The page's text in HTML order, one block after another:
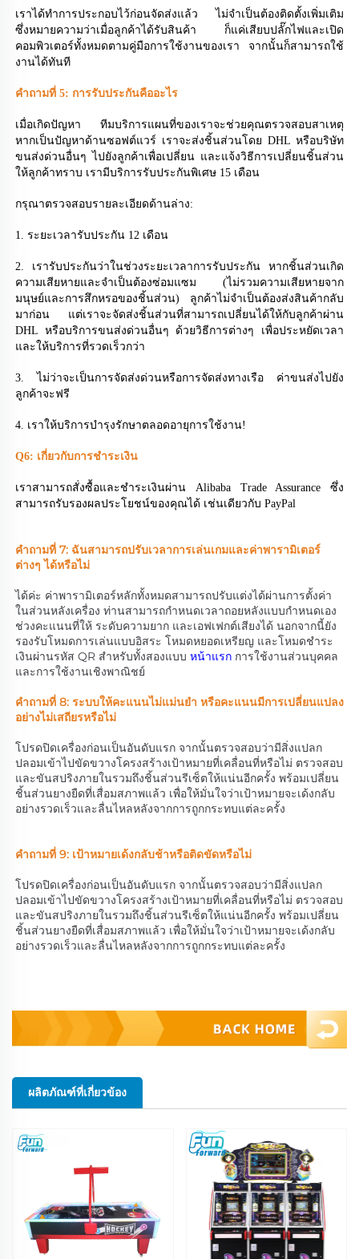
เราได้ทำการประกอบไว้ก่อนจัดส่งแล้ว ไม่จำเป็นต้องติดตั้งเพิ่มเติม
ซึ่งหมายความว่าเมื่อลูกค้าได้รับสินค้า ก็แค่เสียบปลั๊กไฟและเปิด
คอมพิวเตอร์ทั้งหมดตามคู่มือการใช้งานของเรา จากนั้นก็สามารถใช้
งานได้ทันที
คำถามที่ 5: การรับประกันคืออะไร
เมื่อเกิดปัญหา ทีมบริการแผนที่ของเราจะช่วยคุณตรวจสอบสาเหตุ
หากเป็นปัญหาด้านซอฟต์แวร์ เราจะส่งชิ้นส่วนโดย DHL หรือบริษัท
ขนส่งด่วนอื่นๆ ไปยังลูกค้าเพื่อเปลี่ยน และแจ้งวิธีการเปลี่ยนชิ้นส่วน
ให้ลูกค้าทราบ เรามีบริการรับประกันพิเศษ 15 เดือน
กรุณาตรวจสอบรายละเอียดด้านล่าง:
1. ระยะเวลารับประกัน 12 เดือน
2. เรารับประกันว่าในช่วงระยะเวลาการรับประกัน หากชิ้นส่วนเกิด
ความเสียหายและจำเป็นต้องซ่อมแซม (ไม่รวมความเสียหายจาก
มนุษย์และการสึกหรอของชิ้นส่วน) ลูกค้าไม่จำเป็นต้องส่งสินค้ากลับ
มาก่อน แต่เราจะจัดส่งชิ้นส่วนที่สามารถเปลี่ยนได้ให้กับลูกค้าผ่าน
DHL หรือบริการขนส่งด่วนอื่นๆ ด้วยวิธีการต่างๆ เพื่อประหยัดเวลา
และให้บริการที่รวดเร็วกว่า
3. ไม่ว่าจะเป็นการจัดส่งด่วนหรือการจัดส่งทางเรือ ค่าขนส่งไปยัง
ลูกค้าจะฟรี
4. เราให้บริการบำรุงรักษาตลอดอายุการใช้งาน!
Q6: เกี่ยวกับการชำระเงิน
เราสามารถสั่งซื้อและชำระเงินผ่าน Alibaba Trade Assurance ซึ่ง
สามารถรับรองผลประโยชน์ของคุณได้ เช่นเดียวกับ PayPal
คำถามที่ 7: ฉันสามารถปรับเวลาการเล่นเกมและค่าพารามิเตอร์
ต่างๆ ได้หรือไม่
ได้ค่ะ ค่าพารามิเตอร์หลักทั้งหมดสามารถปรับแต่งได้ผ่านการตั้งค่า
ในส่วนหลังเครื่อง ท่านสามารถกำหนดเวลาถอยหลังแบบกำหนดเอง
ช่วงคะแนนที่ให้ ระดับความยาก และเอฟเฟกต์เสียงได้ นอกจากนี้ยัง
รองรับโหมดการเล่นแบบอิสระ โหมดหยอดเหรียญ และโหมดชำระ
เงินผ่านรหัส QR สำหรับทั้งสองแบบ หน้าแรก การใช้งานส่วนบุคคล
และการใช้งานเชิงพาณิชย์
คำถามที่ 8: ระบบให้คะแนนไม่แม่นยำ หรือคะแนนมีการเปลี่ยนแปลง
อย่างไม่เสถียรหรือไม่
โปรดปิดเครื่องก่อนเป็นอันดับแรก จากนั้นตรวจสอบว่ามีสิ่งแปลก
ปลอมเข้าไปขัดขวางโครงสร้างเป้าหมายที่เคลื่อนที่หรือไม่ ตรวจสอบ
และขันสปริงภายในรวมถึงชิ้นส่วนรีเซ็ตให้แน่นอีกครั้ง พร้อมเปลี่ยน
ชิ้นส่วนยางยืดที่เสื่อมสภาพแล้ว เพื่อให้มั่นใจว่าเป้าหมายจะเด้งกลับ
อย่างรวดเร็วและลื่นไหลหลังจากการถูกกระทบแต่ละครั้ง
คำถามที่ 9: เป้าหมายเด้งกลับช้าหรือติดขัดหรือไม่
โปรดปิดเครื่องก่อนเป็นอันดับแรก จากนั้นตรวจสอบว่ามีสิ่งแปลก
ปลอมเข้าไปขัดขวางโครงสร้างเป้าหมายที่เคลื่อนที่หรือไม่ ตรวจสอบ
และขันสปริงภายในรวมถึงชิ้นส่วนรีเซ็ตให้แน่นอีกครั้ง พร้อมเปลี่ยน
ชิ้นส่วนยางยืดที่เสื่อมสภาพแล้ว เพื่อให้มั่นใจว่าเป้าหมายจะเด้งกลับ
อย่างรวดเร็วและลื่นไหลหลังจากการถูกกระทบแต่ละครั้ง
ผลิตภัณฑ์ที่เกี่ยวข้อง